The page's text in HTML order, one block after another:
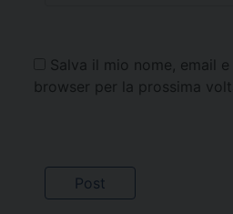
Salva il mio nome, email
browser per la prossima